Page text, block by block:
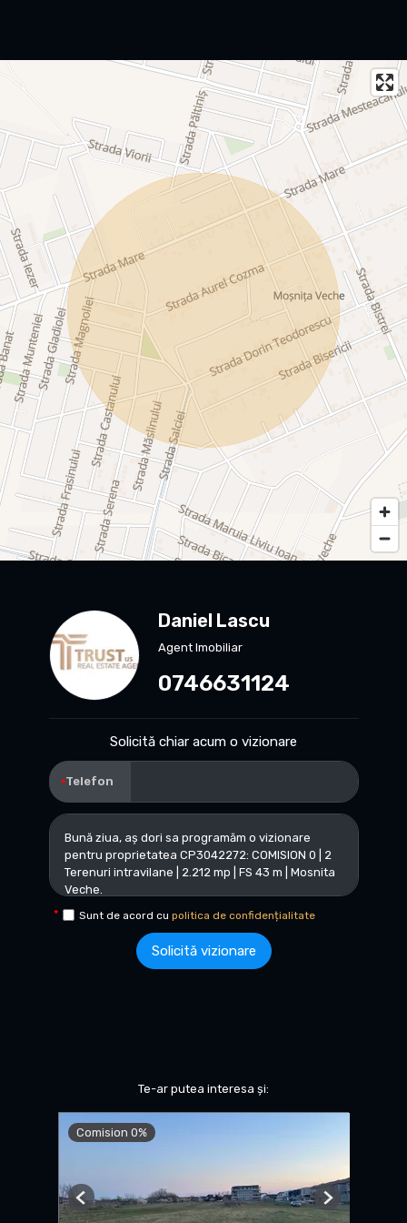
Daniel Lascu
Agent Imobiliar
0746631124
Solicită chiar acum o vizionare
Telefon
Sunt de acord cu politica de confidențialitate
Solicită vizionare
Te-ar putea interesa și:
Comision 0%
Previous Next